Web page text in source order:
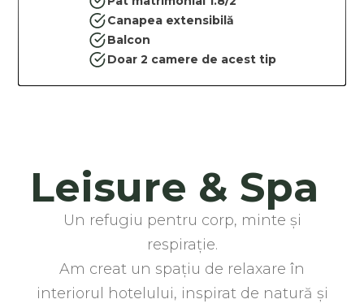
Canapea extensibilă
Balcon
Doar 2 camere de acest tip
Leisure & Spa
Un refugiu pentru corp, minte și
respirație.
Am creat un spațiu de relaxare în
interiorul hotelului, inspirat de natură și